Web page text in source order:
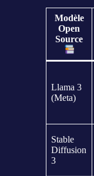
Modèle
Open
Source
Llama 3
(Meta)
Stable
Diffusion
3